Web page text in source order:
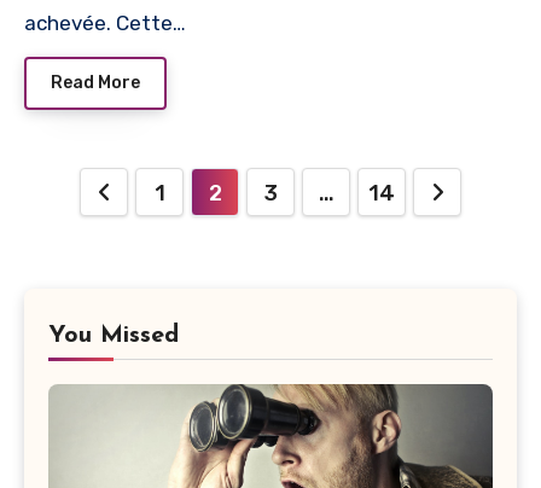
achevée. Cette…
Read More
Navigation
1 2 3 … 14
You Missed